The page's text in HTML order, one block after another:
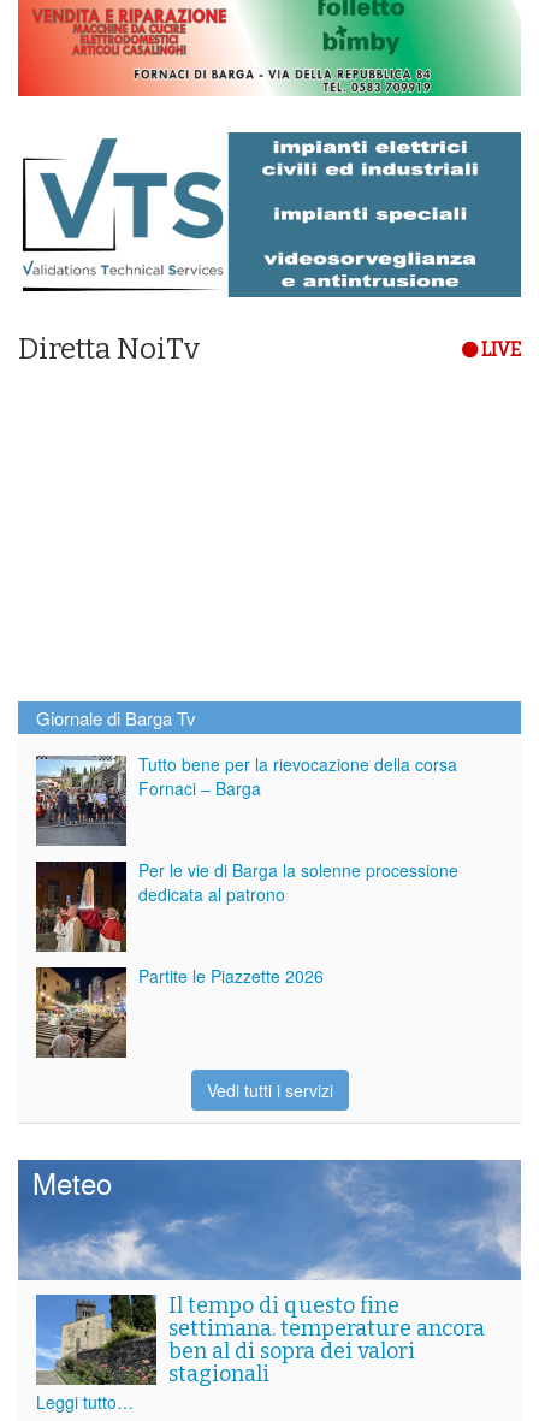
Diretta NoiTv LIVE
Giornale di Barga Tv
Tutto bene per la rievocazione della corsa
Fornaci – Barga
Per le vie di Barga la solenne processione
dedicata al patrono
Partite le Piazzette 2026
Vedi tutti i servizi
Meteo
Il tempo di questo fine
settimana. temperature ancora
ben al di sopra dei valori
stagionali
Leggi tutto…